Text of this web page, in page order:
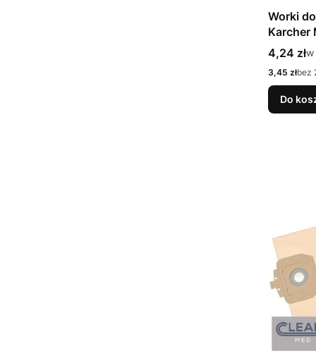
Worki
Karcher
Cena
4,24 złw
w
Cena netto
3,45 złbez
Do